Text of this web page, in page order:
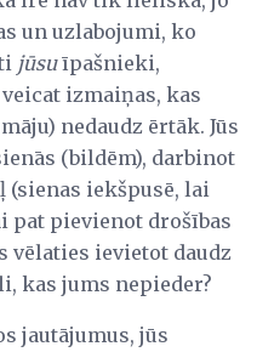
un uzlabojumi, ko
jūsuīpašnieki,
izmaiņas, kas
nedaudz ērtāk. Jūs
(bildēm), darbinot
(sienas iekšpusē, lai
pat pievienot drošības
vēlaties ievietot daudz
kas jums nepieder?
jautājumus, jūs